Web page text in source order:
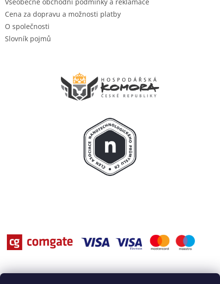
Cena za dopravu a možnosti platby
O společnosti
Slovník pojmů